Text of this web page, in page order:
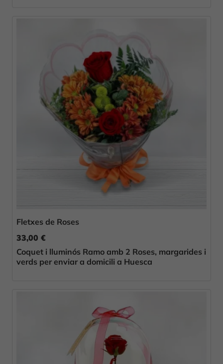
Fletxes de Roses
33,00 €
Coquet i lluminós Ramo amb 2 Roses, margarides i
verds per enviar a domicili a Huesca